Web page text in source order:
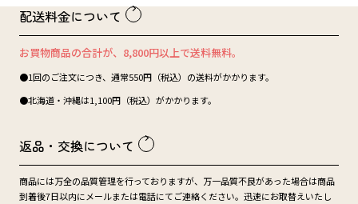
配送料金について
お買物商品の合計が、8,800円以上で送料無料。
●1回のご注文につき、通常550円（税込）の送料がかかります。
●北海道・沖縄は1,100円（税込）がかかります。
返品・交換について
商品には万全の品質管理を行っておりますが、万一品質不良があった場合は商品
到着後7日以内にメールまたは電話にてご連絡ください。迅速にお取替えいたし